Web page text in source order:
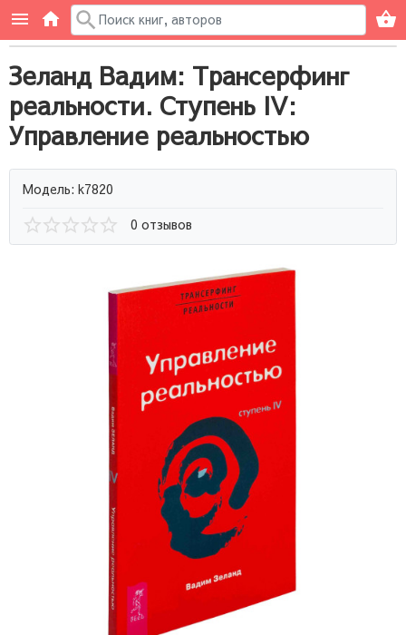
Зеланд Вадим: Трансерфинг
реальности. Ступень IV:
Управление реальностью
Модель: k7820
0 отзывов